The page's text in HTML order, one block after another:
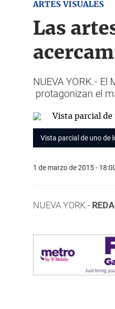
ARTES VISUALES
Las
NUEVA YORK.-
protagonizan el
Vista parcial de uno de
1 de marzo de 2015 -
NUEVA YORK.-